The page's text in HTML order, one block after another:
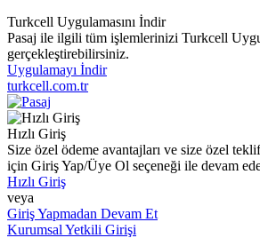
Turkcell Uygulamasını İndir
Pasaj ile ilgili tüm işlemlerinizi Turkcell
gerçekleştirebilirsiniz.
Uygulamayı İndir
turkcell.com.tr
Hızlı Giriş
Size özel ödeme avantajları ve size özel
için Giriş Yap/Üye Ol seçeneği ile devam
Hızlı Giriş
veya
Giriş Yapmadan Devam Et
Kurumsal Yetkili Girişi